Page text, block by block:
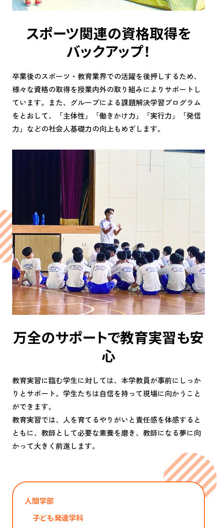
人間学部
子ども発達学科
スポーツ関連の資格取得を
バックアップ！
卒業後のスポーツ・教育業界での活躍を後押しするため、
様々な資格の取得を授業内外の取り組みによりサポートし
ています。また、グループによる課題解決学習プログラム
をとおして、「主体性」「働きかけ力」「実行力」「発信
力」などの社会人基礎力の向上もめざします。
万全のサポートで教育実習も安
心
教育実習に臨む学生に対しては、本学教員が事前にしっか
りとサポート。学生たちは自信を持って現場に向かうこと
ができます。
教育実習では、人を育てるやりがいと責任感を体感すると
ともに、教師として必要な素養を磨き、教師になる夢に向
かって大きく前進します。